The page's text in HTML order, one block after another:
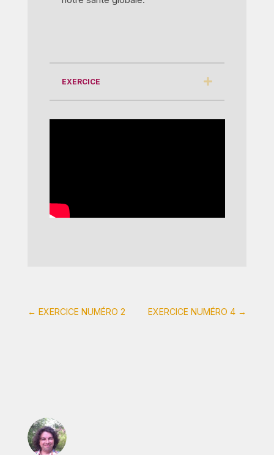
EXERCICE
← EXERCICE NUMÉRO 2 EXERCICE NUMÉRO 4 →